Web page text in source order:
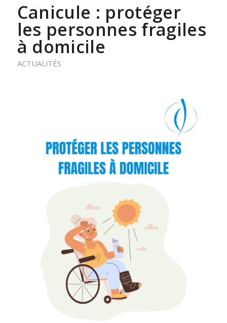
Canicule : protéger
les personnes fragiles
à domicile
ACTUALITÉS